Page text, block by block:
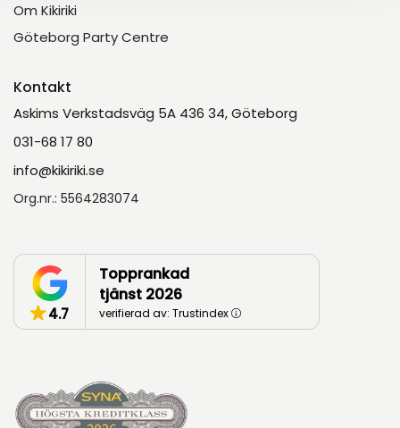
Om Kikiriki
Göteborg Party Centre
Kontakt
Askims Verkstadsväg 5A 436 34, Göteborg
031-68 17 80
info@kikiriki.se
Org.nr.: 5564283074
4.7
Topprankad
tjänst 2026
verifierad av: Trustindex